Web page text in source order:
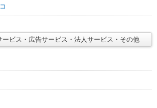
ービス・広告サービス・法人サービス・その他